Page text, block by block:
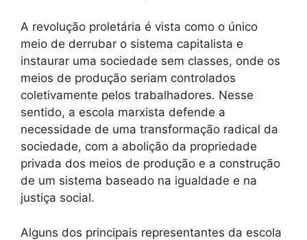
A revolução proletária é vista como o único
meio de derrubar o sistema capitalista e
instaurar uma sociedade sem classes, onde os
meios de produção seriam controlados
coletivamente pelos trabalhadores. Nesse
sentido, a escola marxista defende a
necessidade de uma transformação radical da
sociedade, com a abolição da propriedade
privada dos meios de produção e a construção
de um sistema baseado na igualdade e na
justiça social.
Alguns dos principais representantes da escola